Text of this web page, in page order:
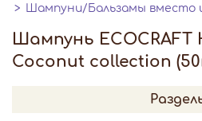
Шампуни/Бальзамы вместо
Шампунь ECOCRAFT
Coconut collection